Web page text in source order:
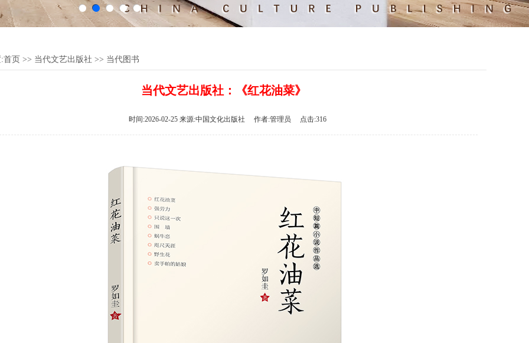
首页 >> 当代文艺出版社 >> 当代图书
当代文艺出版社：《红花油菜》
时间:2026-02-25 来源:中国文化出版社 作者:管理员 点击:316